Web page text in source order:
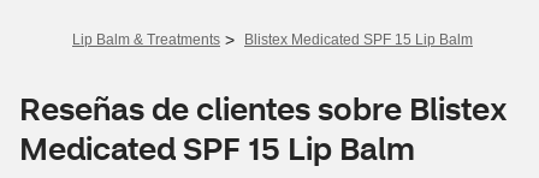
Lip Balm & Treatments > Blistex Medicated SPF 15 Lip Balm
Reseñas de clientes sobre Blistex
Medicated SPF 15 Lip Balm